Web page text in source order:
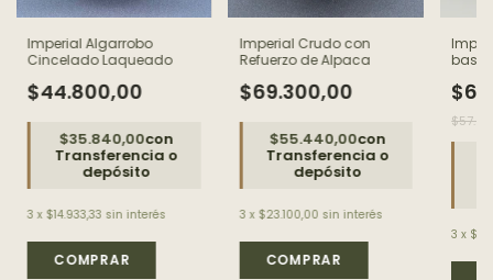
Imperial Algarrobo
Cincelado Laqueado
$44.800,00
$35.840,00con
Transferencia o
depósito
3 x $14.933,33 sin interés
Imperial Crudo con
Refuerzo de Alpaca
$69.300,00
$55.440,00con
Transferencia o
depósito
3 x $23.100,00 sin interés
base
3 x